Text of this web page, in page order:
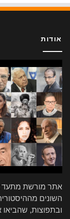
אודות
אתר מורשת מתעד
השונים
ובתפוצות, שהביאו